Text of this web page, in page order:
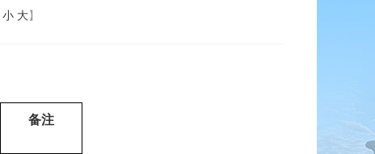
小 大】
备注